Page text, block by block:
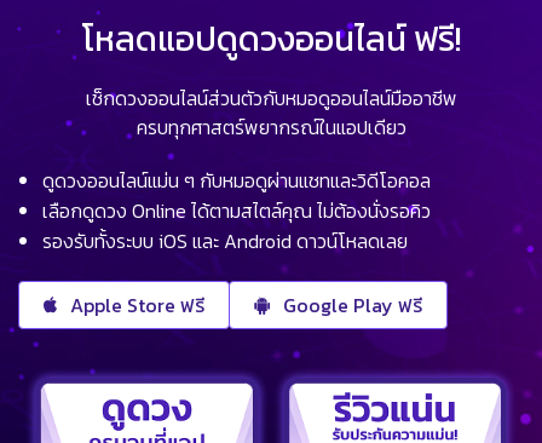
โหลดแอปดูดวงออนไลน์ ฟรี!
เช็กดวงออนไลน์ส่วนตัวกับหมอดูออนไลน์มืออาชีพ
ครบทุกศาสตร์พยากรณ์ในแอปเดียว
ดูดวงออนไลน์แม่น ๆ กับหมอดูผ่านแชทและวิดีโอคอล
เลือกดูดวง Online ได้ตามสไตล์คุณ ไม่ต้องนั่งรอคิว
รองรับทั้งระบบ iOS และ Android ดาวน์โหลดเลย
Apple Store ฟรี Google Play ฟรี